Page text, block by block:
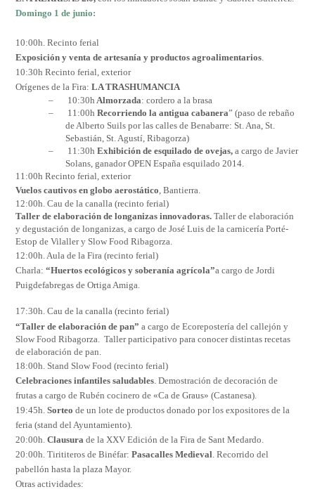
Domingo 1 de junio:
10:00h. Recinto ferial
Exposición y venta de artesanía y productos agroalimentarios
10:30h Recinto ferial, exterior
Orígenes de la Fira: LA TRASHUMANCIA
–
10:30h Almorzada: cordero a la brasa
–
11:00h Recorriendo la antigua cabanera” (paso de rebaño
de Alberto Suils por las calles de Benabarre: St. Ana, St.
Sebastián, St. Agustí, Ribagorza)
–
11:30h Exhibición de esquilado de ovejas,a cargo de Javier
Solans, ganador OPEN España esquilado 2014.
11:00h Recinto ferial, exterior
Vuelos cautivos en globo aerostático , Bantierra.
12:00h. Cau de la canalla (recinto ferial)
Taller de elaboración de longanizas innovadoras. Taller de elaboración
y degustación de longanizas, a cargo de José Luis de la carnicería Porté-
Estop de Vilaller y Slow Food Ribagorza.
12:00h. Aula de la Fira (recinto ferial)
Charla: “Huertos ecológicos y soberanía agrícola”a cargo de Jordi
Puigdefabregas de Ortiga Amiga.
17:30h. Cau de la canalla (recinto ferial)
“Taller de elaboración de pan” a cargo de Ecorepostería del callejón y
Slow Food Ribagorza. Taller participativo para conocer distintas recetas
de elaboración de pan.
18:00h. Stand Slow Food (recinto ferial)
Celebraciones infantiles saludables. Demostración de decoración de
frutas a cargo de Rubén cocinero de «Ca de Graus» (Castanesa).
19:45h. Sorteo de un lote de productos donado por los expositores de la
feria (stand del Ayuntamiento).
20:00h. Clausura de la XXV Edición de la Fira de Sant Medardo.
20:00h. Tirititeros de Binéfar: Pasacalles Medieval. Recorrido del
pabellón hasta la plaza Mayor.
Otras actividades: